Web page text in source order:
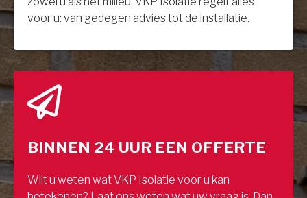
voor u: van gedegen advies tot de installatie.
BINNEN 24 UUR EEN OFFERTE
Wilt u weten wat VKP Isolatie voor u kan